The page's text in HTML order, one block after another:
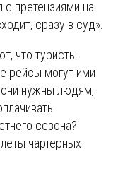
претензиями на
сразу в суд».
что туристы
рейсы могут ими
они нужны людям,
сезона?
чартерных